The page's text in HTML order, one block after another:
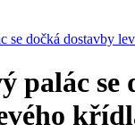
se dočká dostavby
palác se